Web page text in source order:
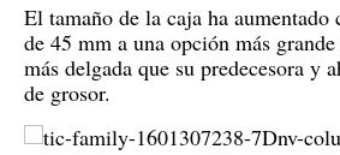
El tamaño de la caja ha aumentado
de 45 mm a una opción más
más delgada que su predecesora y
de grosor.